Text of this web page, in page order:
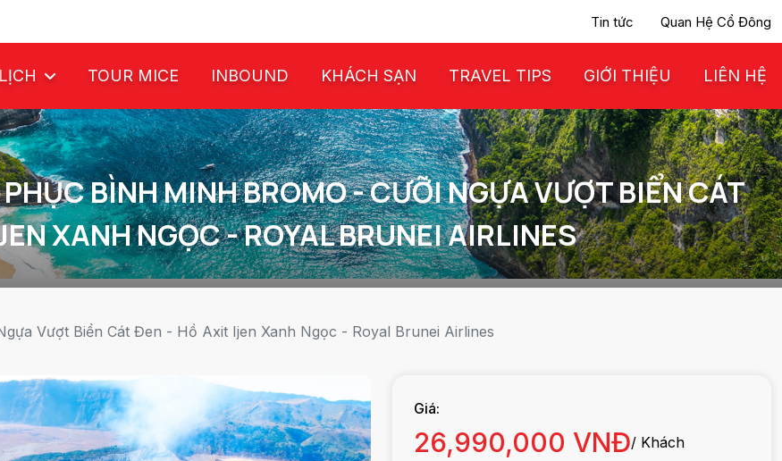
Tin tức Quan Hệ Cổ Đông
TOUR MICE INBOUND KHÁCH SẠN TRAVEL TIPS GIỚI THIỆU LIÊN HỆ
BÌNH MINH BROMO - CƯỠI NGỰA VƯỢT BIỂN CÁT
XANH NGỌC - ROYAL BRUNEI AIRLINES
Vượt Biển Cát Đen - Hồ Axit Ijen Xanh Ngọc - Royal Brunei Airlines
Giá:
26,990,000 VNĐ/ Khách